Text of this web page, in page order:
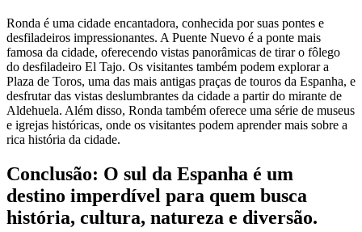
Ronda é uma cidade encantadora, conhecida por suas pontes e
desfiladeiros impressionantes. A Puente Nuevo é a ponte mais
famosa da cidade, oferecendo vistas panorâmicas de tirar o fôlego
do desfiladeiro El Tajo. Os visitantes também podem explorar a
Plaza de Toros, uma das mais antigas praças de touros da Espanha, e
desfrutar das vistas deslumbrantes da cidade a partir do mirante de
Aldehuela. Além disso, Ronda também oferece uma série de museus
e igrejas históricas, onde os visitantes podem aprender mais sobre a
rica história da cidade.
Conclusão: O sul da Espanha é um
destino imperdível para quem busca
história, cultura, natureza e diversão.